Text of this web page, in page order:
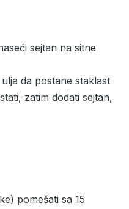
sejtan na sitne
da postane staklast
zatim dodati sejtan,
pomešati sa 15